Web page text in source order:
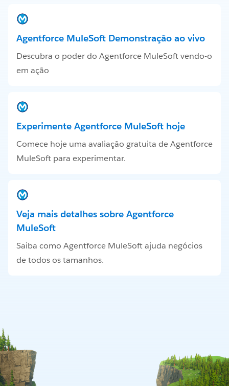
Agentforce MuleSoft Demonstração ao vivo
Descubra o poder do Agentforce MuleSoft vendo-o
em ação
Experimente Agentforce MuleSoft hoje
Comece hoje uma avaliação gratuita de Agentforce
MuleSoft para experimentar.
Veja mais detalhes sobre Agentforce
MuleSoft
Saiba como Agentforce MuleSoft ajuda negócios
de todos os tamanhos.